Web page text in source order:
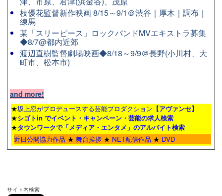
枝優花監督新作映画 8/15～9/1＠渋谷｜厚木｜調布｜
練馬
某「スリーピース」ロックバンドMVエキストラ募集
◆8/7@都内近郊
渡辺直樹監督劇場映画◆8/18～9/9＠長野(小川村、大
町市、松本市)
and more!
★坂上忍がプロデュースする芸能プロダクション 【アヴァンセ】
★シゴトin でイベント・キャンペーン・芸能の求人検索
★タウンワークで「メディア・エンタメ」のアルバイト検索
近日公開協力作品 ★ 舞台挨拶 ★ NET配信作品 ★ DVD
サイト内検索